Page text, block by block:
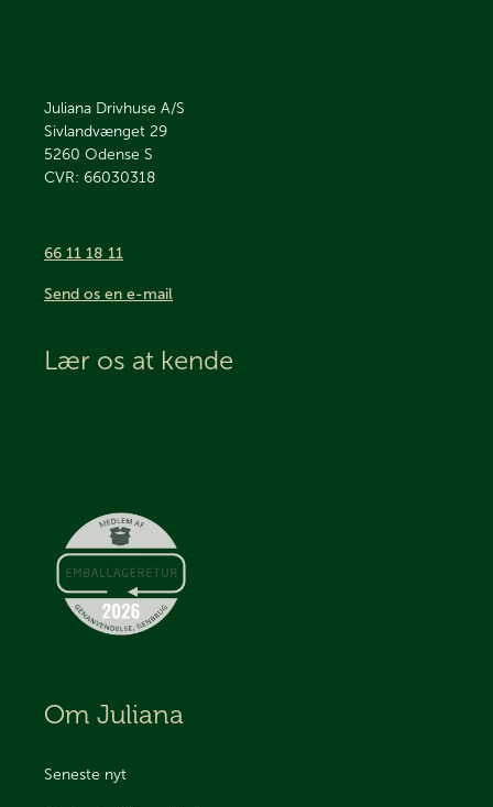
Juliana Drivhuse A/S
Sivlandvænget 29
5260 Odense S
CVR: 66030318
66 11 18 11
Send os en e-mail
Lær os at kende
Om Juliana
Seneste nyt